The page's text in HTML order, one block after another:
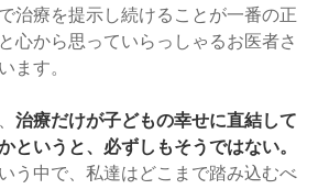
治療を提示し続けることが一番の正
心から思っていらっしゃるお医者さ
ます。
治療だけが子どもの幸せに直結して
というと、必ずしもそうではない。
う中で、私達はどこまで踏み込むべ